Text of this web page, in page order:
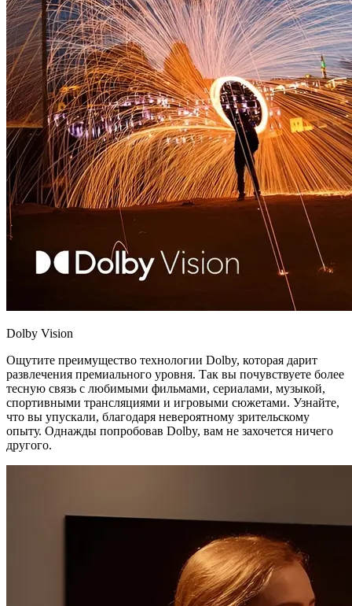
Dolby Vision
Ощутите преимущество технологии Dolby, которая дарит
развлечения премиального уровня. Так вы почувствуете более
тесную связь с любимыми фильмами, сериалами, музыкой,
спортивными трансляциями и игровыми сюжетами. Узнайте,
что вы упускали, благодаря невероятному зрительскому
опыту. Однажды попробовав Dolby, вам не захочется ничего
другого.